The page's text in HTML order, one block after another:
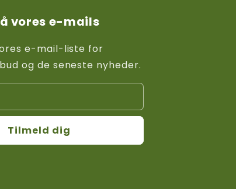
vores e-mails
e-mail-liste for
og de seneste nyheder.
Tilmeld dig